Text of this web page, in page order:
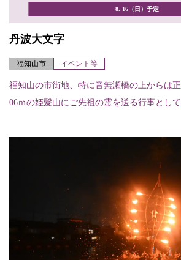
8. 16（日）予定
丹波大文字
福知山市 イベント等
福知山の市街地、特に音無瀬橋の上からは
06ｍの姫髪山にご先祖の霊を送る行事として